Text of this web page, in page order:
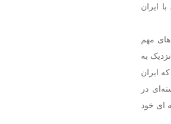
ایران
مهم
به
ایران
هسته‌ای در
ای خود